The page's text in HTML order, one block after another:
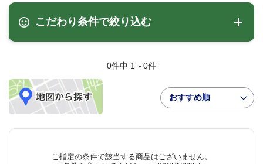
こだわり条件で絞り込む
0件中 1～0件
おすすめ順
ご指定の条件で該当する商品はございません。